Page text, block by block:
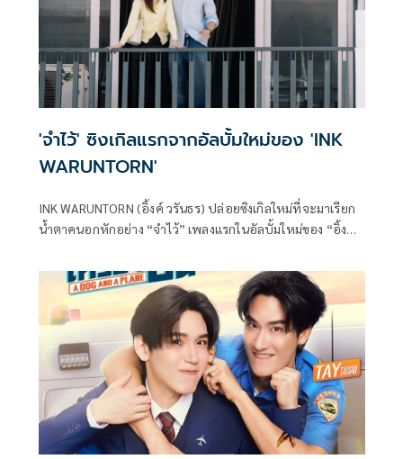
'จำไว้' ซิงเกิลแรกจากอัลบั้มใหม่ของ 'INK
WARUNTORN'
INK WARUNTORN (อิ้งค์ วรันธร) ปล่อยซิงเกิลใหม่ที่จะมาเรียก
น้ำตาคนอกหักอย่าง “จำไว้” เพลงแรกในอัลบั้มใหม่ของ “อิ้งค์ ว
นี้เป็นพื้นที่ของการย้ำเตือนความรู้สึกของคนที่ต้องยอมรับความ
จริงอันแสนเจ็บปวดว่าในใจเขาก็ไม่เคยมีเราเลยตั้งแต่แรก